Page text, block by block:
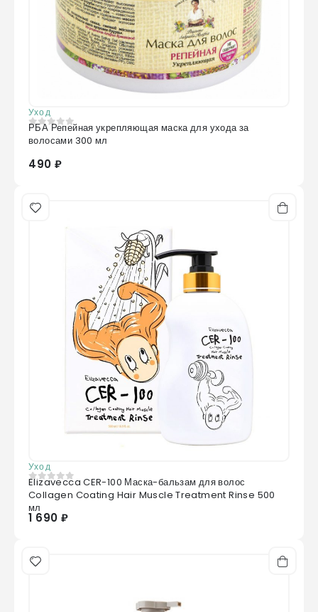
Уход
0 из 5
РБА Репейная укрепляющая маска для ухода за
волосами 300 мл
490 ₽
Уход
0из 5
Elizavecca CER-100 Маска-бальзам для волос
Collagen Coating Hair Muscle Treatment Rinse 500
мл
1 690 ₽